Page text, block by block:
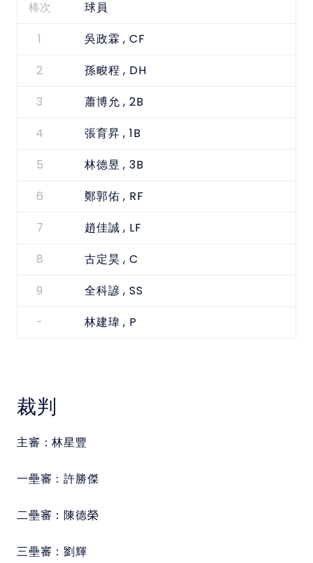
棒次 球員
1 吳政霖 , CF
2
孫畯程 , DH
3
蕭博允 , 2B
4
張育昇 , 1B
5
林德昱 , 3B
6
鄭郭佑 , RF
7
趙佳誠 , LF
8
古定昊 , C
9
全科諺 , SS
-
林建瑋 , P
裁判
主審：林星豐
一壘審：許勝傑
二壘審： 陳德榮
三壘審：劉輝